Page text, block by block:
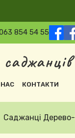
854 54 55
КОНТАКТИ
Саджанці